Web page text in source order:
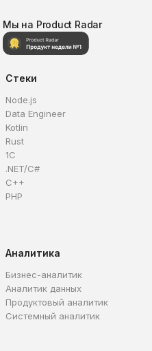
Мы на Product Radar
Стеки
Node.js
Data Engineer
Kotlin
Rust
1C
.NET/C#
C++
PHP
Аналитика
Бизнес-аналитик
Аналитик данных
Продуктовый аналитик
Системный аналитик